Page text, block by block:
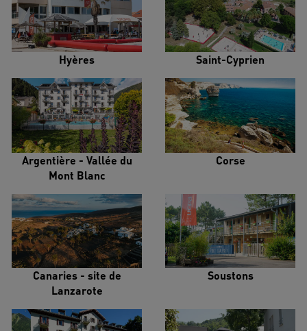
Hyères Saint-Cyprien
Argentière - Vallée du
Mont Blanc
Corse
Canaries - site de
Lanzarote
Soustons